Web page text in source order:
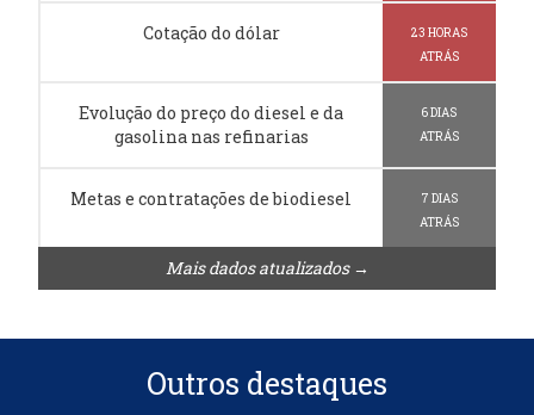
Cotação do dólar
23 HORAS
ATRÁS
Evolução do preço do diesel e da
gasolina nas refinarias
6 DIAS
ATRÁS
Metas e contratações de biodiesel
7 DIAS
ATRÁS
Mais dados atualizados →
Outros destaques